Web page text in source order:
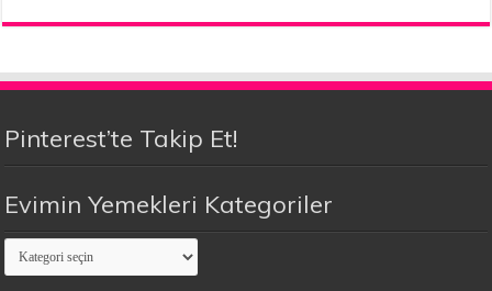
Pinterest’te Takip Et!
Evimin Yemekleri Kategoriler
Evimin
Yemekleri
Kategoriler